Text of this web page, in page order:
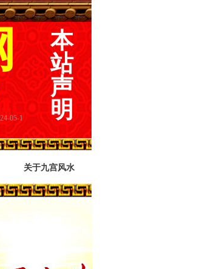
넷
本
站
声
明
关于九宫风水